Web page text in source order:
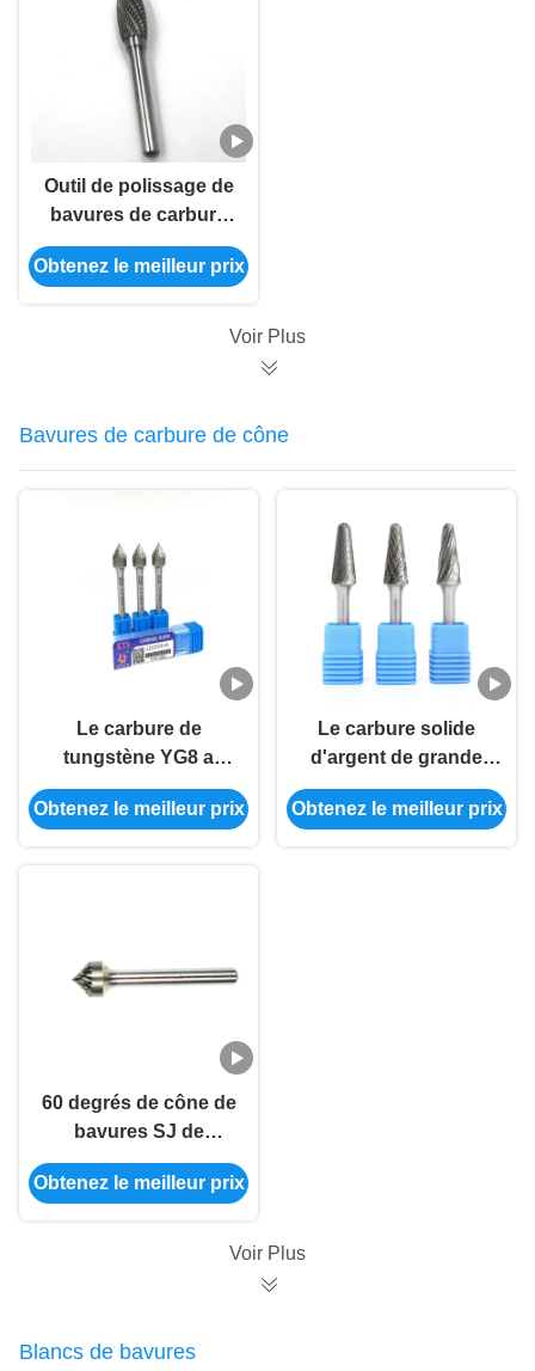
Outil de polissage de
bavures de carbure
de bavures de
carbure de flamme de
Obtenez le meilleur prix
Voir Plus
Bavures de carbure de cône
Le carbure de
tungstène YG8 a
cimenté le carbure
Burr Set Harbor
Obtenez le meilleur prix
Le carbure solide
d'argent de grande
pureté de carbure de
tungstène ébarbe le
Obtenez le meilleur prix
60 degrés de cône de
bavures SJ de
carbure meurent peu
de broyeur sur 1/4
Obtenez le meilleur prix
Voir Plus
Blancs de bavures